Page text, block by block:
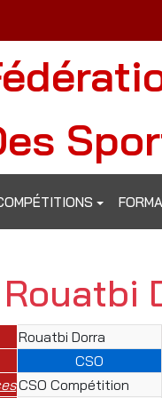
Rouatbi
Rouatbi Dorra
CSO
CSO Compétition